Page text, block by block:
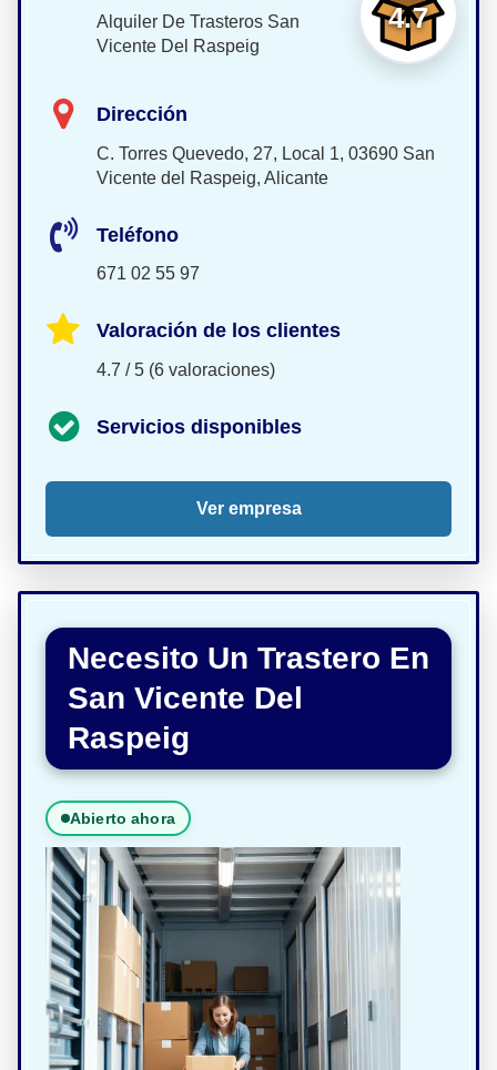
4.7
Alquiler De Trasteros San
Vicente Del Raspeig
Dirección
C. Torres Quevedo, 27, Local 1, 03690 San
Vicente del Raspeig, Alicante
Teléfono
671 02 55 97
Valoración de los clientes
4.7 / 5 (6 valoraciones)
Servicios disponibles
Ver empresa
Necesito Un Trastero En
San Vicente Del
Raspeig
Abierto ahora